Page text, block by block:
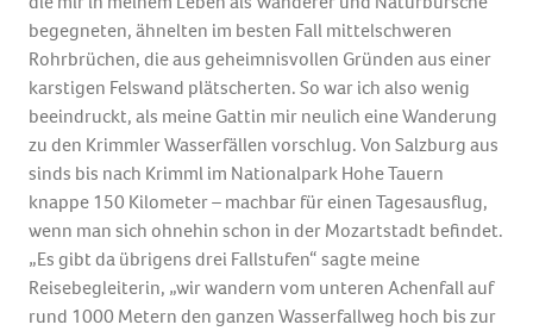
begegneten, ähnelten im besten Fall mittelschweren
Rohrbrüchen, die aus geheimnisvollen Gründen aus einer
karstigen Felswand plätscherten. So war ich also wenig
beeindruckt, als meine Gattin mir neulich eine Wanderung
zu den Krimmler Wasserfällen vorschlug. Von Salzburg aus
sinds bis nach Krimml im Nationalpark Hohe Tauern
knappe 150 Kilometer – machbar für einen Tagesausflug,
wenn man sich ohnehin schon in der Mozartstadt befindet.
„Es gibt da übrigens drei Fallstufen“ sagte meine
Reisebegleiterin, „wir wandern vom unteren Achenfall auf
rund 1000 Metern den ganzen Wasserfallweg hoch bis zur